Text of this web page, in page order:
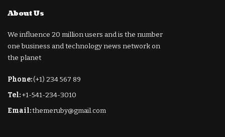
About Us
We influence 20 million users and is the number
one business and technology news network on
the planet
Phone:(+1) 234 567 89
Tel:+1-541-234-3010
Email:themeruby@gmail.com